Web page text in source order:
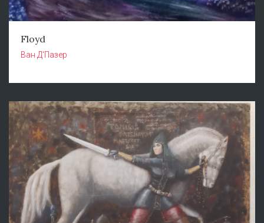
Floyd
Ван Д'Пазер